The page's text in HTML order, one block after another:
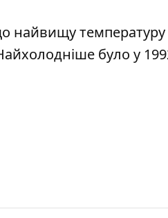
найвищу
було у